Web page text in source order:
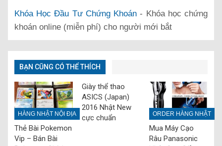
Khóa Học Đầu Tư Chứng Khoán - Khóa học chứng
khoán online (miễn phí) cho người mới bắt
BẠN CŨNG CÓ THỂ THÍCH
HÀNG NHẬT NỘI ĐỊA
Thẻ Bài Pokemon
Vip – Bán Bài
Giày thể thao
ASICS (Japan)
2016 Nhật New
cực chuẩn
ORDER HÀNG NHẬT
Mua Máy Cạo
Râu Panasonic